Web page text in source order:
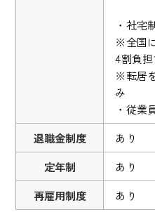
・社宅
※全国
4割負担
※転居
み
・従業
退職金制度
あり
定年制
あり
再雇用制度
あり